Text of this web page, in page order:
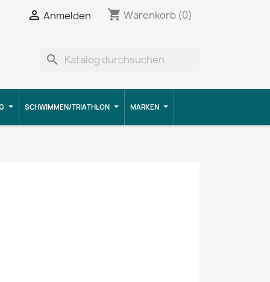
 Anmelden shopping_cart Warenkorb (0)
search
SCHWIMMEN/TRIATHLON MARKEN